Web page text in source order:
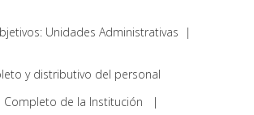
Unidades Administrativas |
y distributivo del personal
Completo de la Institución |